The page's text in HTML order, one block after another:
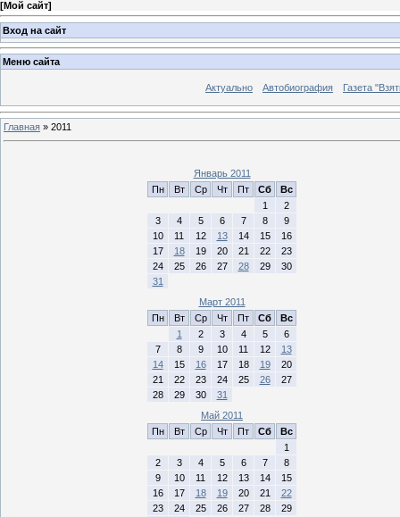
[Мой сайт]
Вход на сайт
Меню сайта
Актуально Автобиография Газета
Главная » 2011
Январь 2011
Пн
Вт Ср Чт Пт Сб
Вс
1
2
3
4 5 6 7 8
9
10
11 12 13 14 15
16
17
18 19 20 21 22
23
24
25 26 27 28 29
30
31
Март 2011
Пн
Вт Ср Чт Пт Сб
Вс
1
2 3 4 5
6
7
8 9 10 11 12
13
14
15 16 17 18 19
20
21
22 23 24 25 26
27
28
29 30
31
Май 2011
Пн
Вт Ср Чт Пт Сб
Вс
1
2
3 4 5 6 7
8
9
10 11 12 13 14
15
16
17 18 19 20 21
22
23
24 25 26 27 28
29